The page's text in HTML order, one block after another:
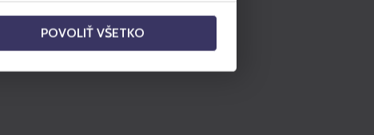
POVOLIŤ VŠETKO